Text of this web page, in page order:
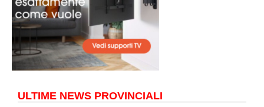
ULTIME NEWS PROVINCIALI